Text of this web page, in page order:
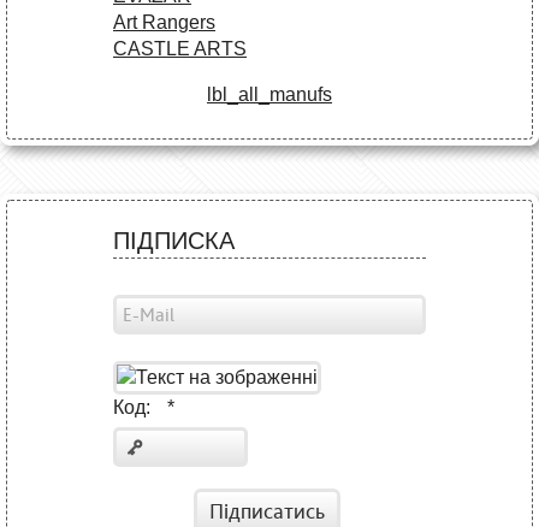
Art Rangers
CASTLE ARTS
lbl_all_manufs
ПІДПИСКА
Код: *
Підписатись